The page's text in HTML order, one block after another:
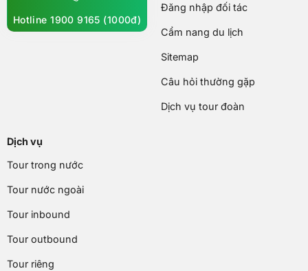
Hotline 1900 9165 (1000đ)
Đăng nhập đối tác
Cẩm nang du lịch
Sitemap
Câu hỏi thường gặp
Dịch vụ tour đoàn
Dịch vụ
Tour trong nước
Tour nước ngoài
Tour inbound
Tour outbound
Tour riêng